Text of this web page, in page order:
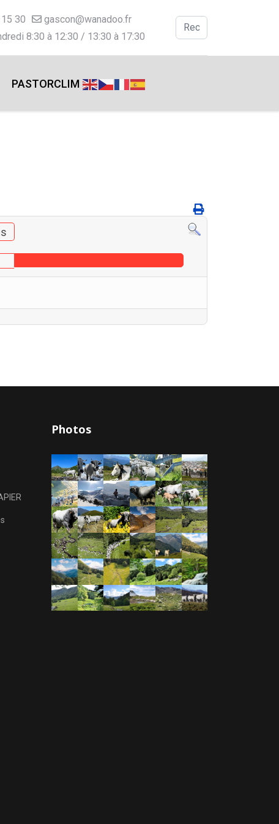
30
gascon@wanadoo.fr
8:30 à 12:30 / 13:30 à 17:30
Valider
PASTORCLIM
Photos